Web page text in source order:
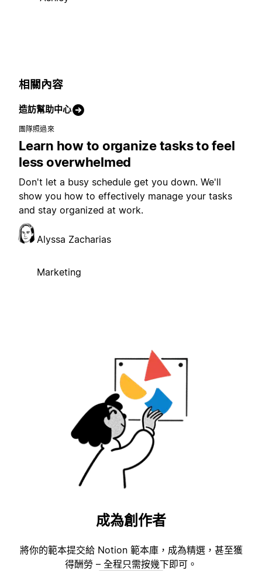
相關內容
造訪幫助中心
團隊照過來
Learn how to organize tasks to feel
less overwhelmed
Don't let a busy schedule get you down. We'll
show you how to effectively manage your tasks
and stay organized at work.
Alyssa Zacharias
Marketing
成為創作者
將你的範本提交給 Notion 範本庫，成為精選，甚至獲
得酬勞 – 全程只需按幾下即可。